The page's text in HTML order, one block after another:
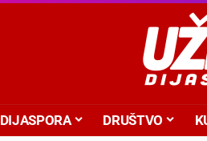
DIJASPORA DRUŠTVO